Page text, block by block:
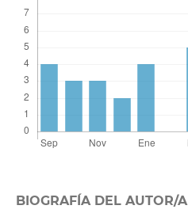
BIOGRAFÍA DEL AUTOR/A